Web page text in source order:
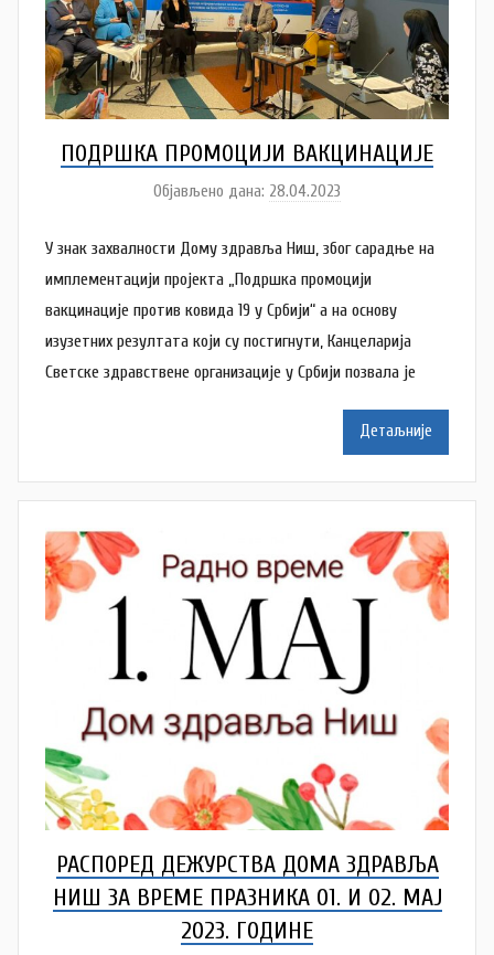
ПОДРШКА ПРОМОЦИЈИ ВАКЦИНАЦИЈЕ
Објављено дана: 28.04.2023
т
о
р
N
a
Š
t
v
a
c
У знак захвалности Дому здравља Ниш, због сарадње на
имплементацији пројекта „Подршка промоцији
вакцинације против ковида 19 у Србији“ а на основу
изузетних резултата који су постигнути, Канцеларија
Светске здравствене организације у Србији позвала је
Детаљније
РАСПОРЕД ДЕЖУРСТВА ДОМА ЗДРАВЉА
НИШ ЗА ВРЕМЕ ПРАЗНИКА 01. И 02. МАЈ
2023. ГОДИНЕ